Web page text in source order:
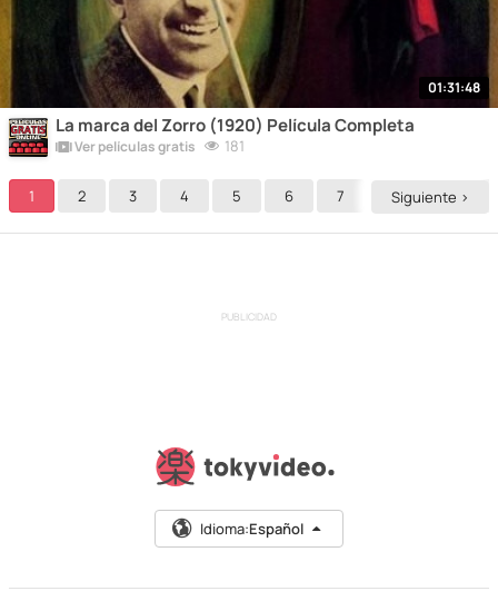
01:31:48
La marca del Zorro (1920) Película Completa
Ver películas gratis 181
1 2 3 4 5 6 7 8 9
Siguiente >
PUBLICIDAD
Idioma:Español